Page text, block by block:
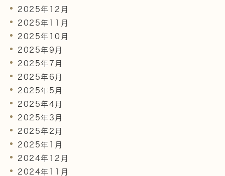
2025年12月
2025年11月
2025年10月
2025年9月
2025年7月
2025年6月
2025年5月
2025年4月
2025年3月
2025年2月
2025年1月
2024年12月
2024年11月